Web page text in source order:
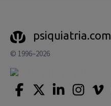
psiquiatria.com
© 1996–2026